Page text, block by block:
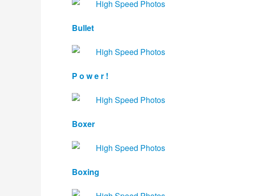
Bullet
P o w e r !
Boxer
Boxing